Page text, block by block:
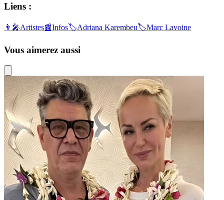
Liens :
👨‍🎤Artistes📰Infos🏷️Adriana Karembeu🏷️Marc Lavoine
Vous aimerez aussi